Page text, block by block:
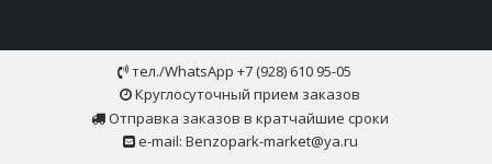
тел./WhatsApp +7 (928) 610 95-05
Круглосуточный прием заказов
Отправка заказов в кратчайшие сроки
e-mail: Benzopark-market@ya.ru